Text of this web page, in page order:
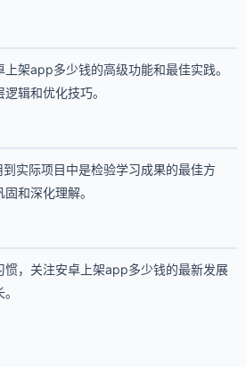
架app多少钱的高级功能和最佳实践。
辑和优化技巧。
实际项目中是检验学习成果的最佳方
和深化理解。
惯，关注安卓上架app多少钱的最新发展